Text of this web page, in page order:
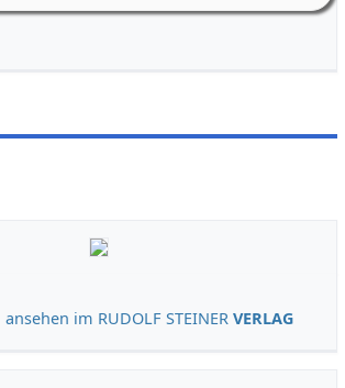
ansehen im RUDOLF STEINERVERLAG